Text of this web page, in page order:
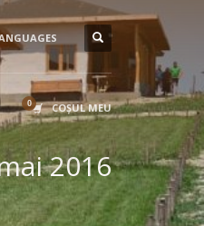
COŞUL MEU
2016